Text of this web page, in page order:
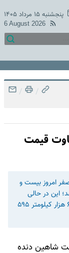
پنجشنبه ۱۵ مرداد ۱۴۰۵
6 August 2026
/
/
شاهین مدل ۱۴۰۲ |تفاوت قیمت
بازار خودرو، شاهین دنده‌ای مدل ۱۴۰۲ صفر امروز بیست و
این در حالی
است که قیمت شاهین دنده‌ای مدل ۱۴۰۰ با کارکرد ۶۰ هزار کیلومتر ۵۹۵